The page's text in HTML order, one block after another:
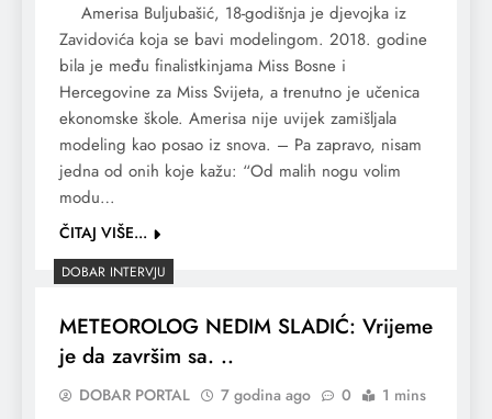
Amerisa Buljubašić, 18-godišnja je djevojka iz
Zavidovića koja se bavi modelingom. 2018. godine
bila je među finalistkinjama Miss Bosne i
Hercegovine za Miss Svijeta, a trenutno je učenica
ekonomske škole. Amerisa nije uvijek zamišljala
modeling kao posao iz snova. – Pa zapravo, nisam
jedna od onih koje kažu: “Od malih nogu volim
modu…
ČITAJ VIŠE...
DOBAR INTERVJU
METEOROLOG NEDIM SLADIĆ: Vrijeme
je da završim sa. ..
DOBAR PORTAL 7 godina ago 0 1 mins